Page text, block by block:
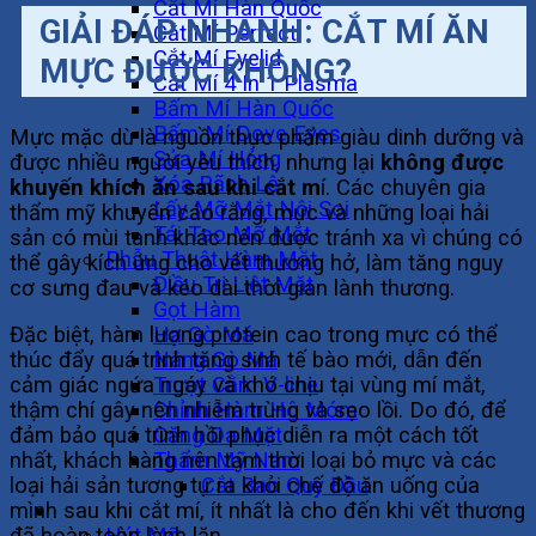
Cắt Mí Hàn Quốc
Cắt Mí Perfect
Cắt Mí Eyelid
Cắt Mí 4 In 1 Plasma
Bấm Mí Hàn Quốc
Bấm Mí Dove Eyes
Sửa Mí Hỏng
Xóa Rãnh Lệ
Lấy Mỡ Mắt Nội Soi
Tái Tạo Mỡ Mắt
Phẫu Thuật Hàm Mặt
Điều Trị Liệt Mặt
Gọt Hàm
Hạ Gò Má
Nâng Gò Má
Trượt Cằm V-line
Chỉnh Hàm Hô Móm
Căng Da Mặt
Thẩm Mỹ Nam
Cắt Bao Quy Đầu
Vóc Dáng
GIẢI ĐÁP NHANH: CẮT MÍ ĂN
MỰC ĐƯỢC KHÔNG?
Mực mặc dù là nguồn thực phẩm giàu dinh dưỡng và
được nhiều người yêu thích, nhưng lại không được
khuyến khích ăn sau khi cắt mí. Các chuyên gia
thẩm mỹ khuyến cáo rằng, mực và những loại hải
sản có mùi tanh khác nên được tránh xa vì chúng có
thể gây kích ứng cho vết thương hở, làm tăng nguy
cơ sưng đau và kéo dài thời gian lành thương.
Đặc biệt, hàm lượng protein cao trong mực có thể
thúc đẩy quá trình tăng sinh tế bào mới, dẫn đến
cảm giác ngứa ngáy và khó chịu tại vùng mí mắt,
thậm chí gây nên nhiễm trùng và sẹo lồi. Do đó, để
đảm bảo quá trình hồi phục diễn ra một cách tốt
nhất, khách hàng nên tạm thời loại bỏ mực và các
loại hải sản tương tự ra khỏi chế độ ăn uống của
mình sau khi cắt mí, ít nhất là cho đến khi vết thương